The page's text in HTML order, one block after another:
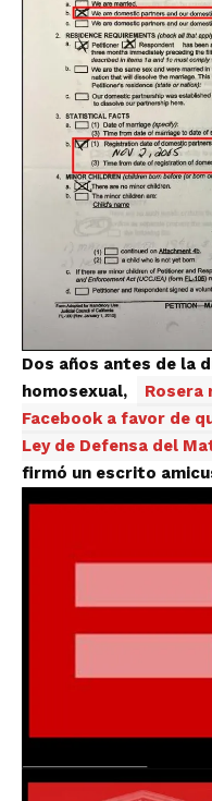
Dos años antes de la
homosexual,
Rosera
Facebook a favor de
Ley de Defensa del
firmó un escrito